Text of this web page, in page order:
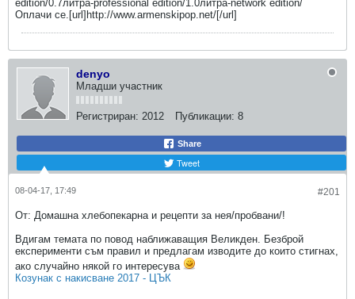
edition/0.7литра-professional edition/1.0литра-network edition/
Оплачи се.[url]http://www.armenskipop.net/[/url]
denyo
Младши участник
Регистриран: 2012 Публикации: 8
Share
Tweet
#201
08-04-17, 17:49
От: Домашна хлебопекарна и рецепти за нея/пробвани/!
Вдигам темата по повод наближаващия Великден. Безброй
експерименти съм правил и предлагам изводите до които стигнах,
ако случайно някой го интересува
Козунак с накисване 2017 - ЦЪК